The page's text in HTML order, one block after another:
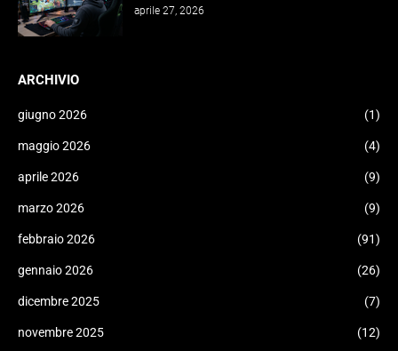
aprile 27, 2026
ARCHIVIO
giugno 2026 (1)
maggio 2026 (4)
aprile 2026 (9)
marzo 2026 (9)
febbraio 2026 (91)
gennaio 2026 (26)
dicembre 2025 (7)
novembre 2025 (12)